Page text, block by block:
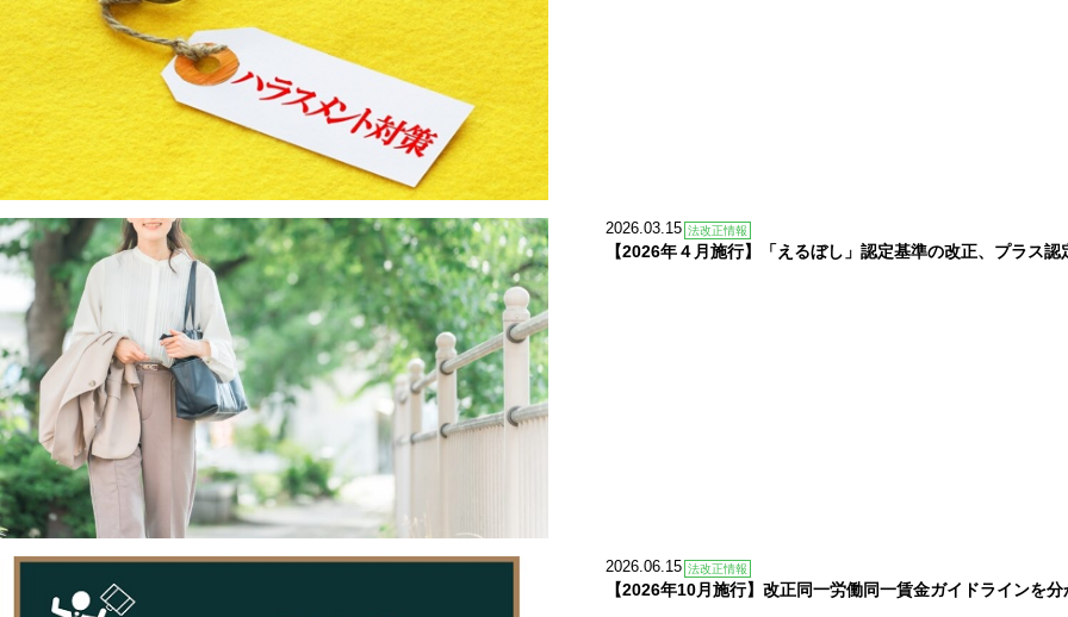
2026.03.15 法改正情報
【2026年４月施行】「えるぼし」認定基準の改正、プラ
2026.06.15 法改正情報
【2026年10月施行】改正同一労働同一賃金ガイドラインを分